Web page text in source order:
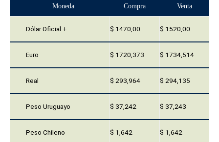
Moneda Compra Venta
Dólar Oficial + $ 1470,00 $ 1520,00
Euro $ 1720,373 $ 1734,514
Real $ 293,964 $ 294,135
Peso Uruguayo $ 37,242 $ 37,243
Peso Chileno $ 1,642 $ 1,642